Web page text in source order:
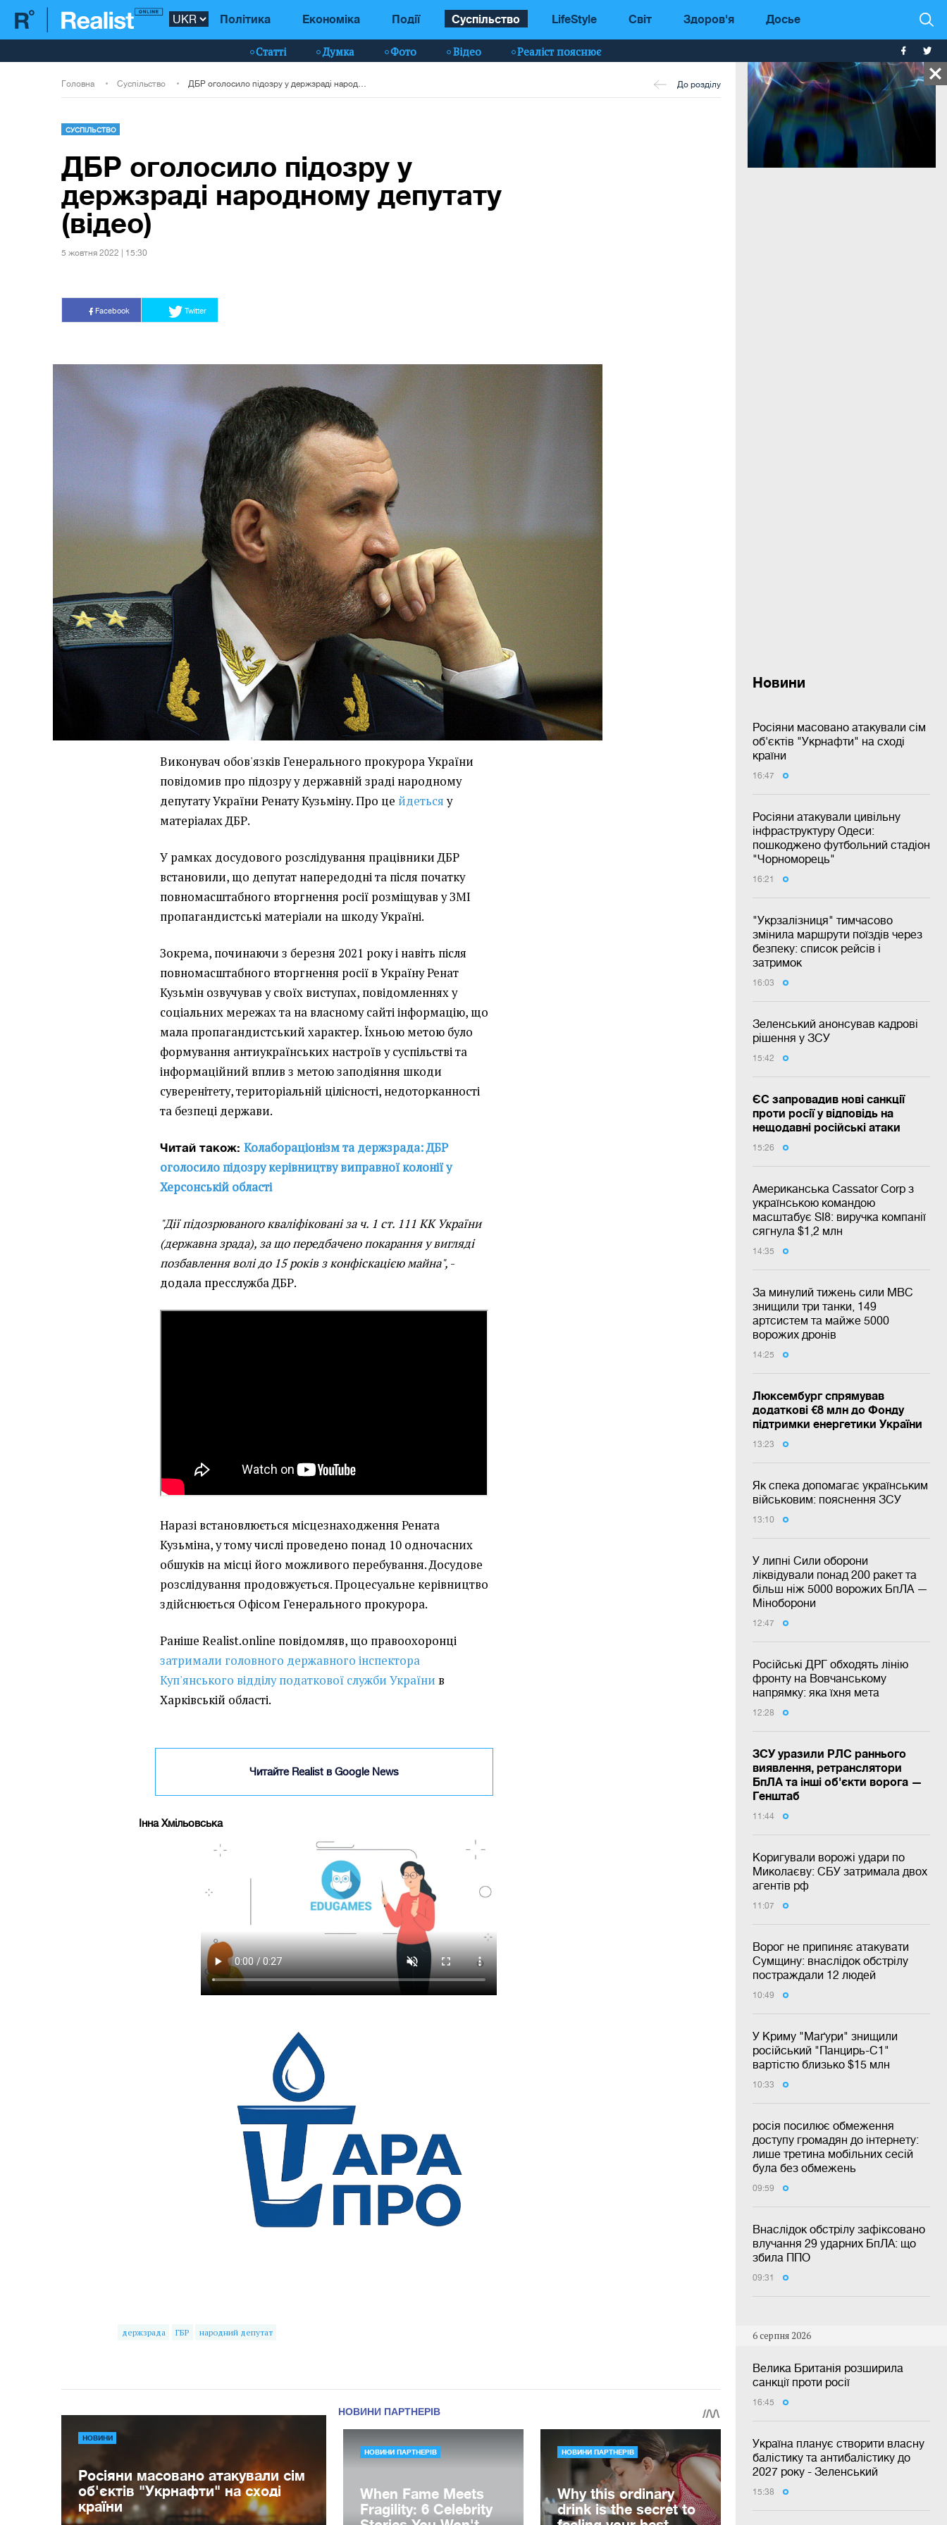
Політика Економіка Події Суспільство LifeStyle Світ Здоров'я Досье
Статті Думка Фото Відео Реаліст пояснює
Новини
Росіяни масовано атакували сім
об'єктів "Укрнафти" на сході
країни
16:47
Росіяни атакували цивільну
інфраструктуру Одеси:
пошкоджено футбольний стадіон
"Чорноморець"
16:21
"Укрзалізниця" тимчасово
змінила маршрути поїздів через
безпеку: список рейсів і
затримок
16:03
Зеленський анонсував кадрові
рішення у ЗСУ
15:42
ЄС запровадив нові санкції
проти росії у відповідь на
нещодавні російські атаки
15:26
Американська Cassator Corp з
українською командою
масштабує SI8: виручка компанії
сягнула $1,2 млн
14:35
За минулий тижень сили МВС
знищили три танки, 149
артсистем та майже 5000
ворожих дронів
14:25
Люксембург спрямував
додаткові €8 млн до Фонду
підтримки енергетики України
13:23
Як спека допомагає українським
військовим: пояснення ЗСУ
13:10
У липні Сили оборони
ліквідували понад 200 ракет та
більш ніж 5000 ворожих БпЛА —
Міноборони
12:47
Російські ДРГ обходять лінію
фронту на Вовчанському
напрямку: яка їхня мета
12:28
ЗСУ уразили РЛС раннього
виявлення, ретранслятори
БпЛА та інші об'єкти ворога —
Генштаб
11:44
Коригували ворожі удари по
Миколаєву: СБУ затримала двох
агентів рф
11:07
Ворог не припиняє атакувати
Сумщину: внаслідок обстрілу
постраждали 12 людей
10:49
У Криму "Маґури" знищили
російський "Панцирь-С1"
вартістю близько $15 млн
10:33
росія посилює обмеження
доступу громадян до інтернету:
лише третина мобільних сесій
була без обмежень
09:59
Внаслідок обстрілу зафіксовано
влучання 29 ударних БпЛА: що
збила ППО
09:31
6 серпня 2026
Велика Британія розширила
санкції проти росії
16:45
Україна планує створити власну
балістику та антибалістику до
2027 року - Зеленський
15:38
Головна Суспільство До розділу
СУСПІЛЬСТВО
ДБР оголосило підозру у
держзраді народному депутату
(відео)
5 жовтня 2022 | 15:30
Facebook Twitter
Виконувач обов'язків Генерального прокурора України
повідомив про підозру у державній зраді народному
депутату України Ренату Кузьміну. Про це йдетьсяу
матеріалах ДБР.
У рамках досудового розслідування працівники ДБР
встановили, що депутат напередодні та після початку
повномасштабного вторгнення росії розміщував у ЗМІ
пропагандистські матеріали на шкоду Україні.
Зокрема, починаючи з березня 2021 року і навіть після
повномасштабного вторгнення росії в Україну Ренат
Кузьмін озвучував у своїх виступах, повідомленнях у
соціальних мережах та на власному сайті інформацію, що
мала пропагандистський характер. Їхньою метою було
формування антиукраїнських настроїв у суспільстві та
інформаційний вплив з метою заподіяння шкоди
суверенітету, територіальній цілісності, недоторканності
та безпеці держави.
Читай також:Колабораціонізм та держзрада: ДБР
оголосило підозру керівництву виправної колонії у
Херсонській області
"Дії підозрюваного кваліфіковані за ч. 1 ст. 111 КК України
(державна зрада), за що передбачено покарання у вигляді
позбавлення волі до 15 років з конфіскацією майна", -
додала пресслужба ДБР.
Наразі встановлюється місцезнаходження Рената
Кузьміна, у тому числі проведено понад 10 одночасних
обшуків на місці його можливого перебування. Досудове
розслідування продовжується. Процесуальне керівництво
здійснюється Офісом Генерального прокурора.
Раніше Realist.online повідомляв, що правоохоронці
затримали головного державного інспектора
Куп'янського відділу податкової служби України в
Харківській області.
Читайте Realist в Google News
Інна Хмільовська
держзрада ГБР народний депутат
НОВИНИ
Росіяни масовано атакували сім
об'єктів "Укрнафти" на сході
країни